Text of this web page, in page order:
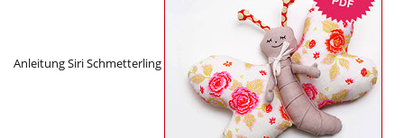
Anleitung Siri Schmetterling